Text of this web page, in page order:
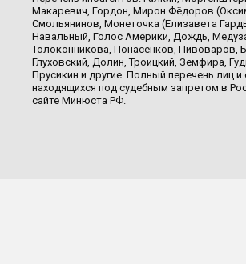
Макаревич, Гордон, Мирон Фёдоров
Смольянинов, Монеточка (Елизавета
Навальный, Голос Америки, Дождь,
Толоконникова, Понасенков, Пивоваров,
Глуховский, Долин, Троицкий, Земфира,
Прусикин и другие. Полный перечень лиц и
находящихся под судебным запретом в
сайте Минюста РФ.